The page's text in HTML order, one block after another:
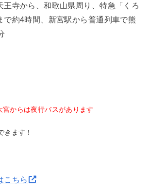
王寺から、和歌山県周り、特急「くろ
で約4時間、新宮駅から普通列車で熊
宮からは夜行バスがあります
きます！
こちら